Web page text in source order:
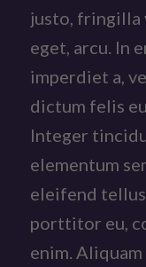
justo, fringilla
eget, arcu. In
imperdiet a,
dictum felis
Integer
elementum
eleifend
porttitor eu,
enim.